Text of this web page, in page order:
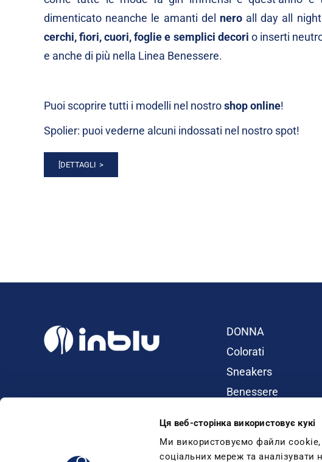
Ця веб-сторінка використовує кукі
Ми використовуємо файли cookie,
соціальних мереж та
dimenticato neanche le amanti del neroall day all
cerchi, fiori, cuori, foglie e semplici decori o inserti
e anche di più nella Linea Benessere.
Puoi scoprire tutti i modelli nel nostroshop online!
Spolier: puoi vederne alcuni indossati nel nostro spot!
[DETTAGLI
DONNA
Colorati
Sneakers
Benessere
Dual Density
Infradito